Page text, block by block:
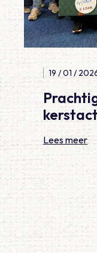
19 / 01 /
Lees meer